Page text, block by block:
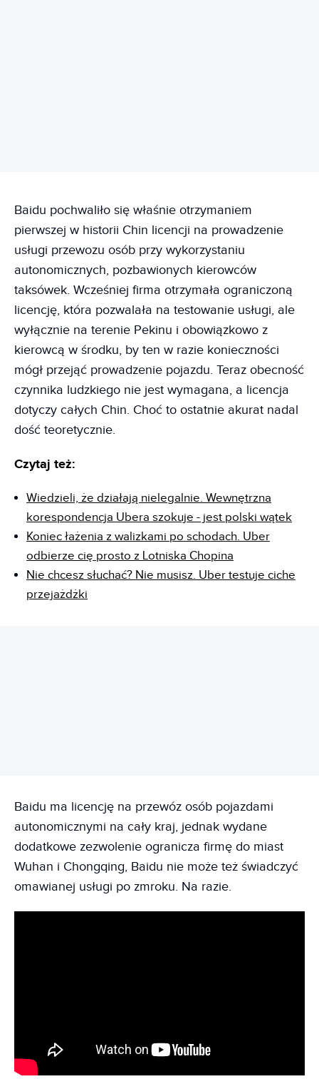
Baidu pochwaliło się właśnie otrzymaniem
pierwszej w historii Chin licencji na prowadzenie
usługi przewozu osób przy wykorzystaniu
autonomicznych, pozbawionych kierowców
taksówek. Wcześniej firma otrzymała ograniczoną
licencję, która pozwalała na testowanie usługi, ale
wyłącznie na terenie Pekinu i obowiązkowo z
kierowcą w środku, by ten w razie konieczności
mógł przejąć prowadzenie pojazdu. Teraz obecność
czynnika ludzkiego nie jest wymagana, a licencja
dotyczy całych Chin. Choć to ostatnie akurat nadal
dość teoretycznie.
Czytaj też:
Wiedzieli, że działają nielegalnie. Wewnętrzna
korespondencja Ubera szokuje - jest polski wątek
Koniec łażenia z walizkami po schodach. Uber
odbierze cię prosto z Lotniska Chopina
Nie chcesz słuchać? Nie musisz. Uber testuje ciche
przejażdżki
Baidu ma licencję na przewóz osób pojazdami
autonomicznymi na cały kraj, jednak wydane
dodatkowe zezwolenie ogranicza firmę do miast
Wuhan i Chongqing, Baidu nie może też świadczyć
omawianej usługi po zmroku. Na razie.